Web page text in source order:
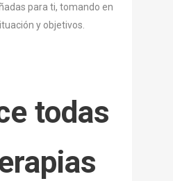
para ti, tomando en
y objetivos.
todas